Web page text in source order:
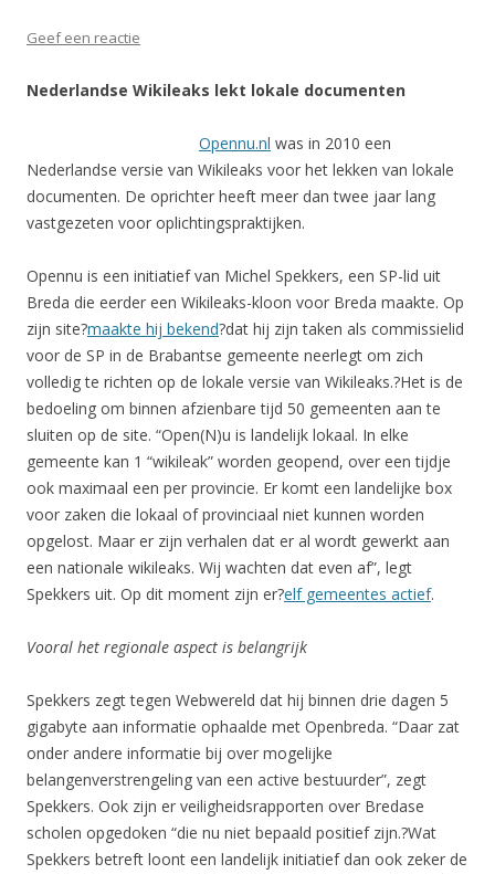
Geef een reactie
Nederlandse Wikileaks lekt lokale documenten
Opennu.nl was in 2010 een
Nederlandse versie van Wikileaks voor het lekken van lokale
documenten. De oprichter heeft meer dan twee jaar lang
vastgezeten voor oplichtingspraktijken.
Opennu is een initiatief van Michel Spekkers, een SP-lid uit
Breda die eerder een Wikileaks-kloon voor Breda maakte. Op
zijn site?maakte hij bekend?dat hij zijn taken als commissielid
voor de SP in de Brabantse gemeente neerlegt om zich
volledig te richten op de lokale versie van Wikileaks.?Het is de
bedoeling om binnen afzienbare tijd 50 gemeenten aan te
sluiten op de site. “Open(N)u is landelijk lokaal. In elke
gemeente kan 1 “wikileak” worden geopend, over een tijdje
ook maximaal een per provincie. Er komt een landelijke box
voor zaken die lokaal of provinciaal niet kunnen worden
opgelost. Maar er zijn verhalen dat er al wordt gewerkt aan
een nationale wikileaks. Wij wachten dat even af”, legt
Spekkers uit. Op dit moment zijn er?elf gemeentes actief.
Vooral het regionale aspect is belangrijk
Spekkers zegt tegen Webwereld dat hij binnen drie dagen 5
gigabyte aan informatie ophaalde met Openbreda. “Daar zat
onder andere informatie bij over mogelijke
belangenverstrengeling van een active bestuurder”, zegt
Spekkers. Ook zijn er veiligheidsrapporten over Bredase
scholen opgedoken “die nu niet bepaald positief zijn.?Wat
Spekkers betreft loont een landelijk initiatief dan ook zeker de